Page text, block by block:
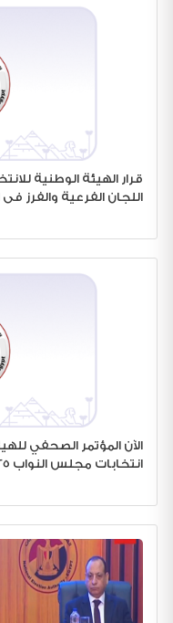
اللجان الفرعية والفرز فى
الآن المؤتمر الصحفي
انتخابات مجلس النواب 2025